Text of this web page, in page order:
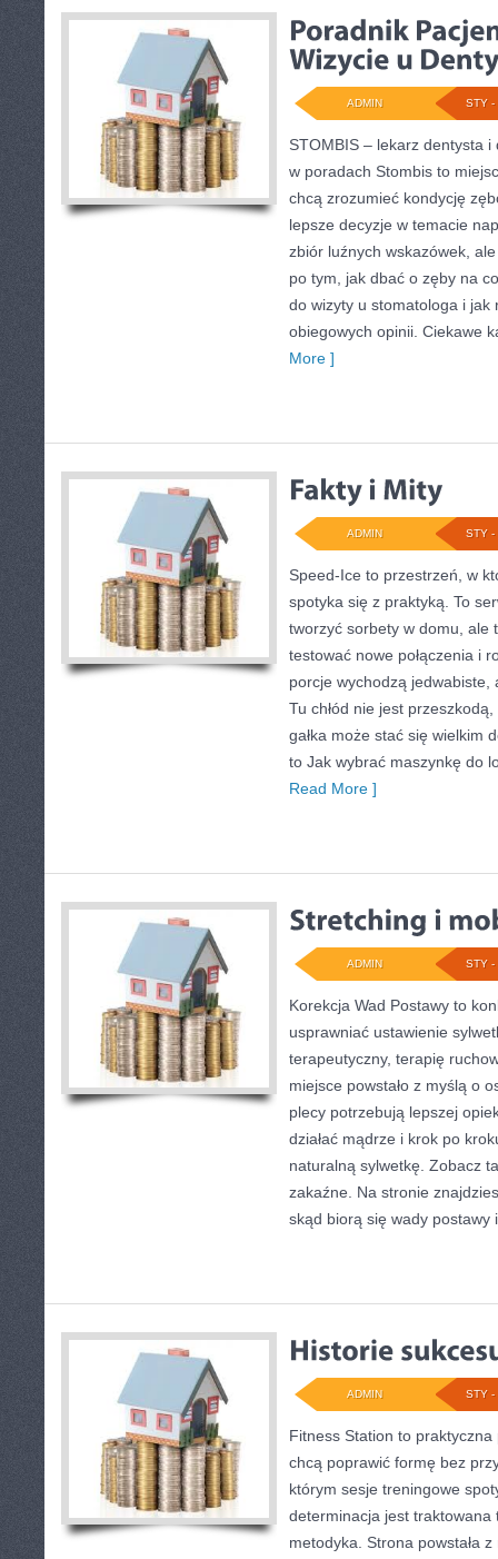
STY -
ADMIN
STOMBIS – lekarz dentysta
w poradach Stombis to
chcą zrozumieć kondycję
lepsze decyzje w temacie
zbiór luźnych wskazówek,
po tym, jak dbać o zęby na
do wizyty u stomatologa i jak
obiegowych opinii. Ciekawe
More ]
STY -
ADMIN
Speed-Ice to przestrzeń, w
spotyka się z praktyką. To
tworzyć sorbety w domu, ale
testować nowe połączenia i
porcje wychodzą
Tu chłód nie jest
gałka może stać się wielkim
to Jak wybrać maszynkę do
Read More ]
STY -
ADMIN
Korekcja Wad Postawy to
usprawniać ustawienie
terapeutyczny, terapię
miejsce powstało z myślą o
plecy potrzebują lepszej
działać mądrze i krok po
naturalną sylwetkę. Zobacz
zakaźne. Na stronie
skąd biorą się wady postawy i
STY -
ADMIN
Fitness Station to
chcą poprawić formę bez
którym sesje treningowe
determinacja jest traktowana
metodyka. Strona powstała